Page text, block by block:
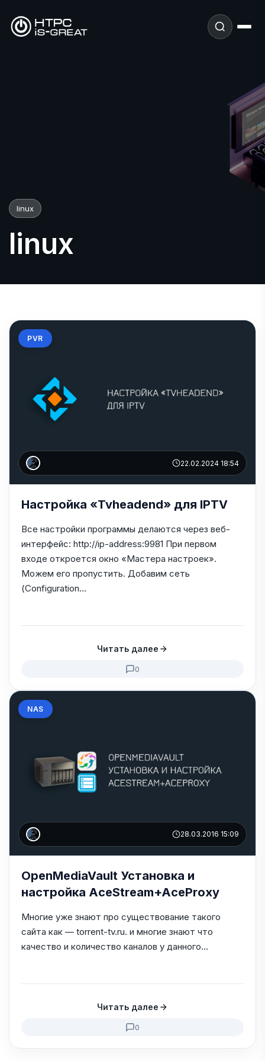
linux
linux
PVR
22.02.2024 18:54
Настройка «Tvheadend» для IPTV
Все настройки программы делаются через веб-
интерфейс: http://ip-address:9981 При первом
входе откроется окно «Мастера настроек».
Можем его пропустить. Добавим сеть
(Configuration...
Читать далее
0
NAS
28.03.2016 15:09
OpenMediaVault Установка и
настройка AceStream+AceProxy
Многие уже знают про существование такого
сайта как — torrent-tv.ru. и многие знают что
качество и количество каналов у данного...
Читать далее
0